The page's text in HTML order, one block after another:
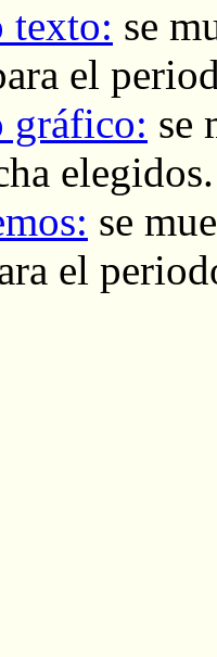
texto: se
el
gráfico: se
elegidos.
se
el